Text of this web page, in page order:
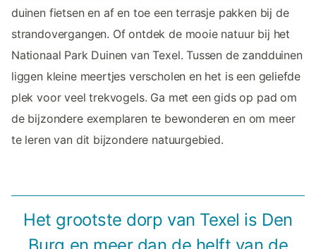
duinen fietsen en af en toe een terrasje pakken bij de
strandovergangen. Of ontdek de mooie natuur bij het
Nationaal Park Duinen van Texel. Tussen de zandduinen
liggen kleine meertjes verscholen en het is een geliefde
plek voor veel trekvogels. Ga met een gids op pad om
de bijzondere exemplaren te bewonderen en om meer
te leren van dit bijzondere natuurgebied.
Het grootste dorp van Texel is Den